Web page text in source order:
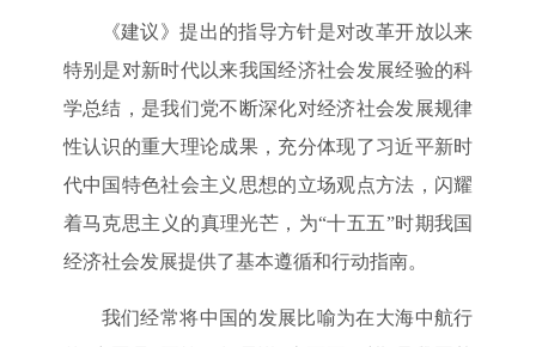
《建议》提出的指导方针是对改革开放以来
特别是对新时代以来我国经济社会发展经验的科
学总结，是我们党不断深化对经济社会发展规律
性认识的重大理论成果，充分体现了习近平新时
代中国特色社会主义思想的立场观点方法，闪耀
着马克思主义的真理光芒，为“十五五”时期我国
经济社会发展提供了基本遵循和行动指南。
我们经常将中国的发展比喻为在大海中航行